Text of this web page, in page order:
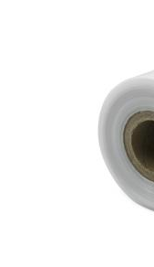
Temperatur von 130 -
100°C. Die Folien
Länge: 1000 m Breite:
Schrumpfungstemperatur:
Folienart: Polyolefin
76mm Farbe: transparent